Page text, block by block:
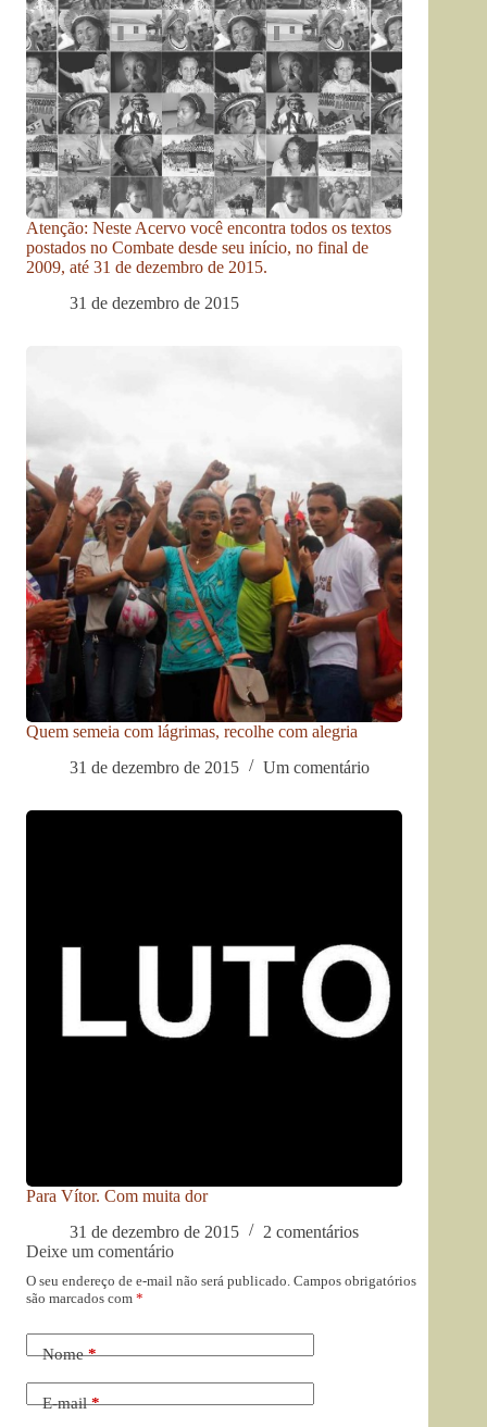
Atenção: Neste Acervo você encontra todos os textos
postados no Combate desde seu início, no final de
2009, até 31 de dezembro de 2015.
31 de dezembro de 2015
Quem semeia com lágrimas, recolhe com alegria
31 de dezembro de 2015
Um comentário
Para Vítor. Com muita dor
31 de dezembro de 2015
2 comentários
Deixe um comentário
O seu endereço de e-mail não será publicado. Campos obrigatórios
são marcados com *
Nome*
E-mail*